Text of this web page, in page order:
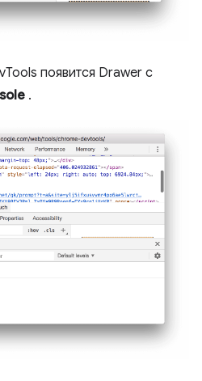
появится Drawer с
.